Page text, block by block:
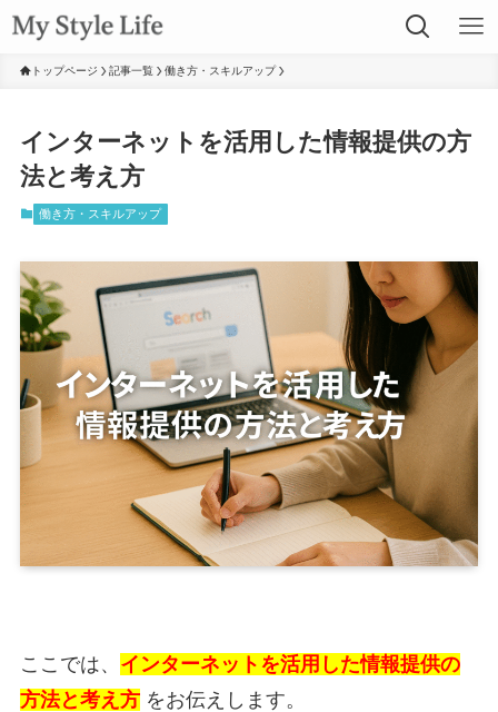
トップページ 記事一覧 働き方・スキルアップ
インターネットを活用した情報提供の方
法と考え方
働き方・スキルアップ
ここでは、 インターネットを活用した情報提供の
方法と考え方をお伝えします。